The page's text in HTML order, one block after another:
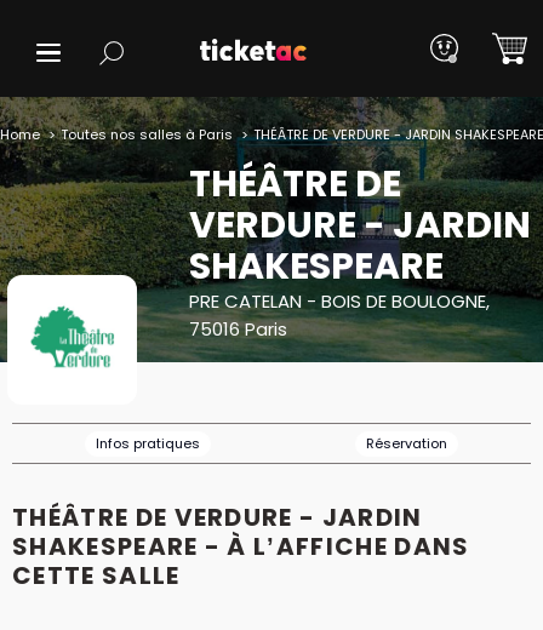
Home Toutes nos salles à Paris THÉÂTRE DE VERDURE - JARDIN SHAKESPEARE
THÉÂTRE DE
VERDURE - JARDIN
SHAKESPEARE
PRE CATELAN - BOIS DE BOULOGNE,
75016 Paris
Infos pratiques Réservation
THÉÂTRE DE VERDURE - JARDIN
SHAKESPEARE - À L’AFFICHE DANS
CETTE SALLE